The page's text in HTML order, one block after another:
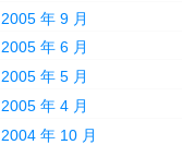
2005 年 9 月
2005 年 6 月
2005 年 5 月
2005 年 4 月
2004 年 10 月